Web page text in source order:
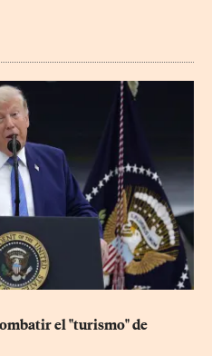
el "turismo" de